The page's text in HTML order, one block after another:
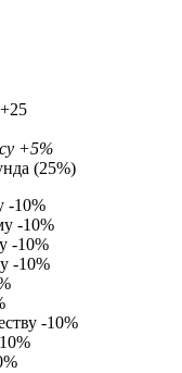
+25
+5%
(25%)
-10%
-10%
-10%
-10%
-10%